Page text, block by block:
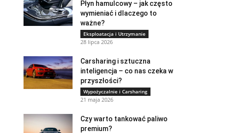
Płyn hamulcowy – jak często
wymieniać i dlaczego to
ważne?
Eksploatacja i Utrzymanie
28 lipca 2026
Carsharing i sztuczna
inteligencja – co nas czeka w
przyszłości?
Wypożyczalnie i Carsharing
21 maja 2026
Czy warto tankować paliwo
premium?